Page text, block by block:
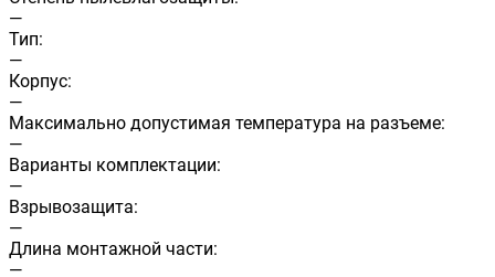
—
Тип:
—
Корпус:
—
Максимально допустимая температура на разъеме:
—
Варианты комплектации:
—
Взрывозащита:
—
Длина монтажной части:
—